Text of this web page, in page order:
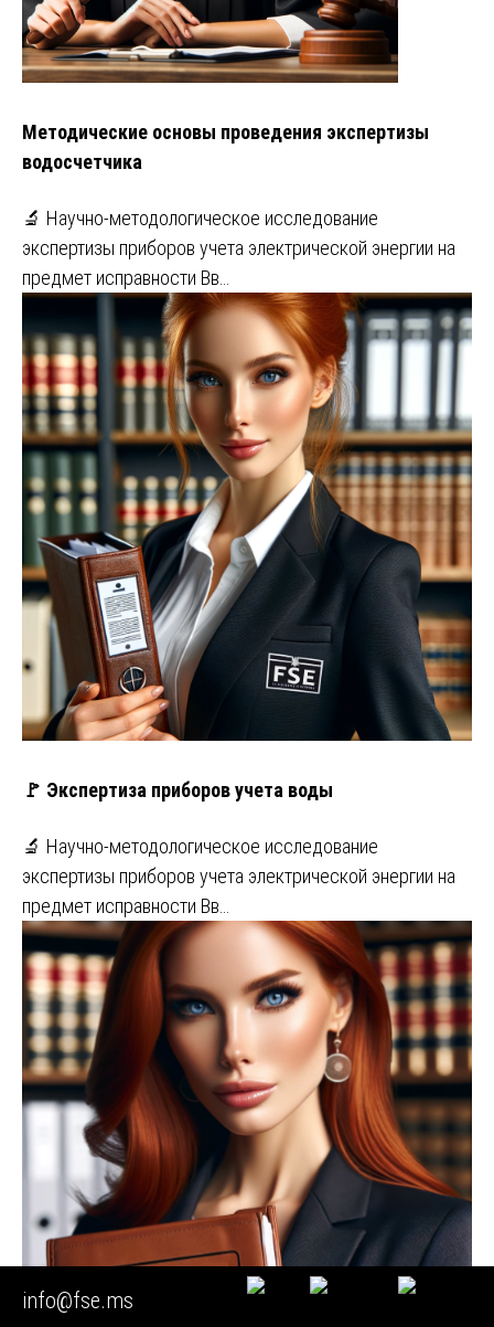
Методические основы проведения экспертизы
водосчетчика
🔬 Научно-методологическое исследование
экспертизы приборов учета электрической энергии на
предмет исправности Вв…
🚩 Экспертиза приборов учета воды
🔬 Научно-методологическое исследование
экспертизы приборов учета электрической энергии на
предмет исправности Вв…
info@fse.ms